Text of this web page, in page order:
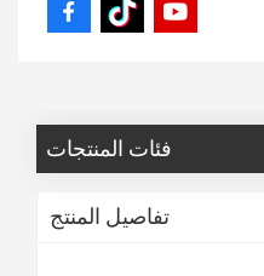
فئات المنتجات
تفاصيل المنتج